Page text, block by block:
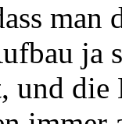
man
ja
und